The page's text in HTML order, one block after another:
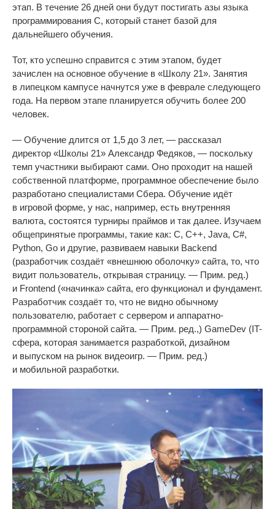
этап. В течение 26 дней они будут постигать азы языка
программирования C, который станет базой для
дальнейшего обучения.
Тот, кто успешно справится с этим этапом, будет
зачислен на основное обучение в «Школу 21». Занятия
в липецком кампусе начнутся уже в феврале следующего
года. На первом этапе планируется обучить более 200
человек.
— Обучение длится от 1,5 до 3 лет, —рассказал
директор «Школы 21»Александр Федяков, —поскольку
темп участники выбирают сами. Оно проходит на нашей
собственной платформе, программное обеспечение было
разработано специалистами Сбера. Обучение идёт
в игровой форме, у нас, например, есть внутренняя
валюта, состоятся турниры праймов и так далее. Изучаем
общепринятые программы, такие как: C, C++, Java, C#,
Python, Go и другие, развиваем навыки Backend
(разработчик создаёт «внешнюю оболочку»сайта, то, что
видит пользователь, открывая страницу. — Прим. ред.)
и Frontend («начинка»сайта, его функционал и фундамент.
Разработчик создаёт то, что не видно обычному
пользователю, работает с сервером и аппаратно-
программнойстороной сайта. — Прим. ред.,) GameDev (IT-
сфера, которая занимается разработкой, дизайном
и выпуском на рынок видеоигр. — Прим. ред.)
и мобильной разработки.